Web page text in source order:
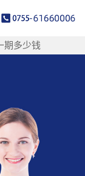
期多少钱